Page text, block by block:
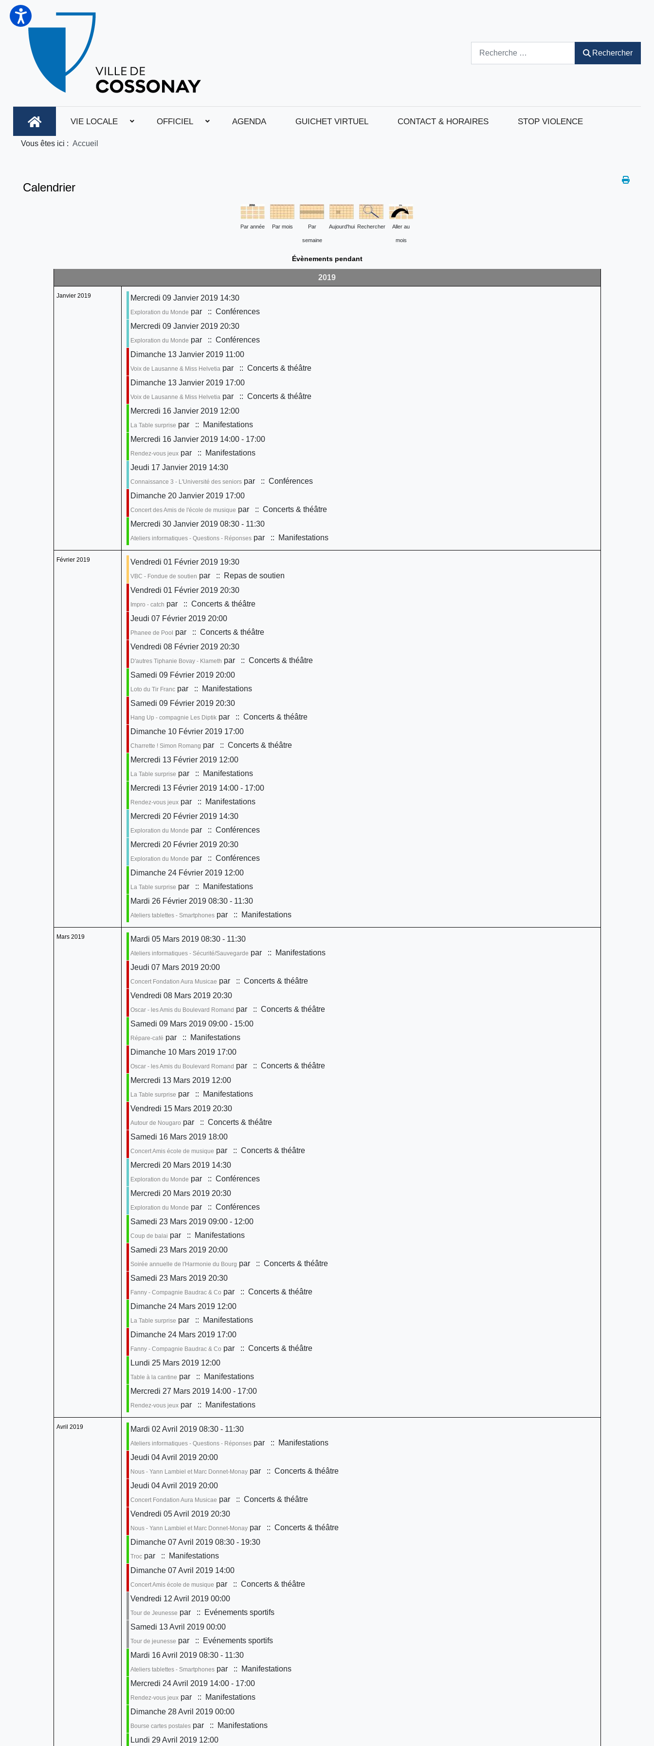
Rechercher
VIE LOCALE OFFICIEL AGENDA GUICHET VIRTUEL CONTACT & HORAIRES STOP VIOLENCE
Vous êtes ici : Accueil
Calendrier
Par année Par mois Par
semaine
Aujourd'hui Rechercher Aller au
mois
Évènements pendant
2019
Janvier 2019 Mercredi 09 Janvier 2019 14:30
Exploration du Monde par
:: Conférences
Mercredi 09 Janvier 2019 20:30
Exploration du Monde par
:: Conférences
Dimanche 13 Janvier 2019 11:00
Voix de Lausanne & Miss Helvetia par
:: Concerts & théâtre
Dimanche 13 Janvier 2019 17:00
Voix de Lausanne & Miss Helvetia par
:: Concerts & théâtre
Mercredi 16 Janvier 2019 12:00
La Table surprise par
:: Manifestations
Mercredi 16 Janvier 2019 14:00 - 17:00
Rendez-vous jeuxpar
:: Manifestations
Jeudi 17 Janvier 2019 14:30
Connaissance 3 - L'Université des seniorspar
:: Conférences
Dimanche 20 Janvier 2019 17:00
Concert des Amis de l'école de musique par
:: Concerts & théâtre
Mercredi 30 Janvier 2019 08:30 - 11:30
Ateliers informatiques - Questions - Réponsespar :: Manifestations
Février 2019 Vendredi 01 Février 2019 19:30
VBC - Fondue de soutien par
:: Repas de soutien
Vendredi 01 Février 2019 20:30
Impro - catch par
:: Concerts & théâtre
Jeudi 07 Février 2019 20:00
Phanee de Pool par
:: Concerts & théâtre
Vendredi 08 Février 2019 20:30
D'autres Tiphanie Bovay - Klameth par
:: Concerts & théâtre
Samedi 09 Février 2019 20:00
Loto du Tir Francpar
:: Manifestations
Samedi 09 Février 2019 20:30
Hang Up - compagnie Les Diptikpar
:: Concerts & théâtre
Dimanche 10 Février 2019 17:00
Charrette ! Simon Romang par
:: Concerts & théâtre
Mercredi 13 Février 2019 12:00
La Table surprise par
:: Manifestations
Mercredi 13 Février 2019 14:00 - 17:00
Rendez-vous jeuxpar
:: Manifestations
Mercredi 20 Février 2019 14:30
Exploration du Monde par
:: Conférences
Mercredi 20 Février 2019 20:30
Exploration du Monde par
:: Conférences
Dimanche 24 Février 2019 12:00
La Table surprise par
:: Manifestations
Mardi 26 Février 2019 08:30 - 11:30
Ateliers tablettes - Smartphonespar :: Manifestations
Mars 2019 Mardi 05 Mars 2019 08:30 - 11:30
Ateliers informatiques - Sécurité/Sauvegarde par
:: Manifestations
Jeudi 07 Mars 2019 20:00
Concert Fondation Aura Musicae par
:: Concerts & théâtre
Vendredi 08 Mars 2019 20:30
Oscar - les Amis du Boulevard Romand par
:: Concerts & théâtre
Samedi 09 Mars 2019 09:00 - 15:00
Répare-café par
:: Manifestations
Dimanche 10 Mars 2019 17:00
Oscar - les Amis du Boulevard Romand par
:: Concerts & théâtre
Mercredi 13 Mars 2019 12:00
La Table surprise par
:: Manifestations
Vendredi 15 Mars 2019 20:30
Autour de Nougaro par
:: Concerts & théâtre
Samedi 16 Mars 2019 18:00
Concert Amis école de musique par
:: Concerts & théâtre
Mercredi 20 Mars 2019 14:30
Exploration du Monde par
:: Conférences
Mercredi 20 Mars 2019 20:30
Exploration du Monde par
:: Conférences
Samedi 23 Mars 2019 09:00 - 12:00
Coup de balai par
:: Manifestations
Samedi 23 Mars 2019 20:00
Soirée annuelle de l'Harmonie du Bourg par
:: Concerts & théâtre
Samedi 23 Mars 2019 20:30
Fanny - Compagnie Baudrac & Co par
:: Concerts & théâtre
Dimanche 24 Mars 2019 12:00
La Table surprise par
:: Manifestations
Dimanche 24 Mars 2019 17:00
Fanny - Compagnie Baudrac & Co par
:: Concerts & théâtre
Lundi 25 Mars 2019 12:00
Table à la cantine par
:: Manifestations
Mercredi 27 Mars 2019 14:00 - 17:00
Rendez-vous jeuxpar :: Manifestations
Avril 2019 Mardi 02 Avril 2019 08:30 - 11:30
Ateliers informatiques - Questions - Réponsespar
:: Manifestations
Jeudi 04 Avril 2019 20:00
Nous - Yann Lambiel et Marc Donnet-Monaypar
:: Concerts & théâtre
Jeudi 04 Avril 2019 20:00
Concert Fondation Aura Musicae par
:: Concerts & théâtre
Vendredi 05 Avril 2019 20:30
Nous - Yann Lambiel et Marc Donnet-Monaypar
:: Concerts & théâtre
Dimanche 07 Avril 2019 08:30 - 19:30
Trocpar
:: Manifestations
Dimanche 07 Avril 2019 14:00
Concert Amis école de musique par
:: Concerts & théâtre
Vendredi 12 Avril 2019 00:00
Tour de Jeunesse par
:: Evénements sportifs
Samedi 13 Avril 2019 00:00
Tour de jeunesse par
:: Evénements sportifs
Mardi 16 Avril 2019 08:30 - 11:30
Ateliers tablettes - Smartphonespar
:: Manifestations
Mercredi 24 Avril 2019 14:00 - 17:00
Rendez-vous jeuxpar
:: Manifestations
Dimanche 28 Avril 2019 00:00
Bourse cartes postalespar
:: Manifestations
Lundi 29 Avril 2019 12:00